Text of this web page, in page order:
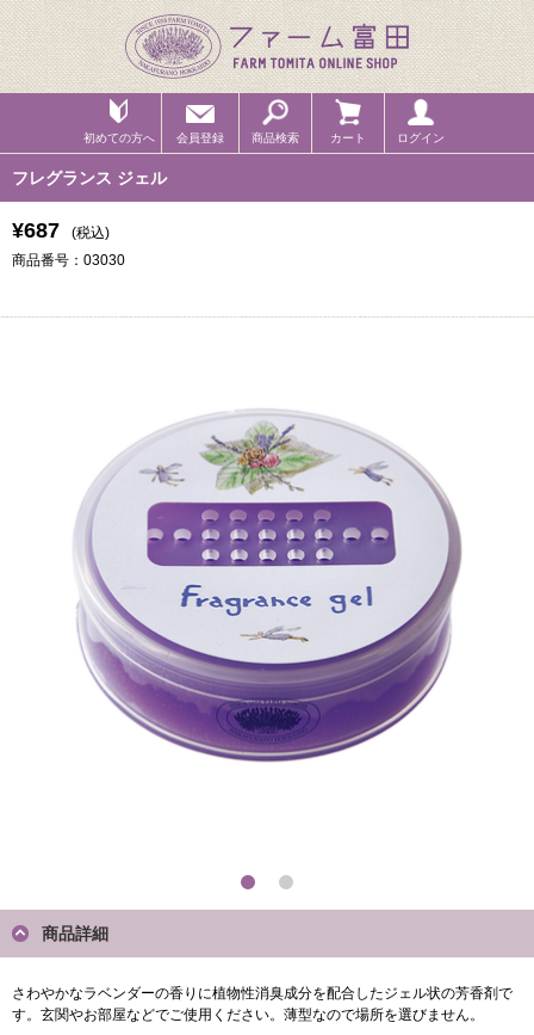
初めての方へ 会員登録 商品検索 カート ログイン
フレグランス ジェル
¥687
(税込)
商品番号：03030
商品詳細
さわやかなラベンダーの香りに植物性消臭成分を配合したジェル状の芳香剤で
す。玄関やお部屋などでご使用ください。薄型なので場所を選びません。